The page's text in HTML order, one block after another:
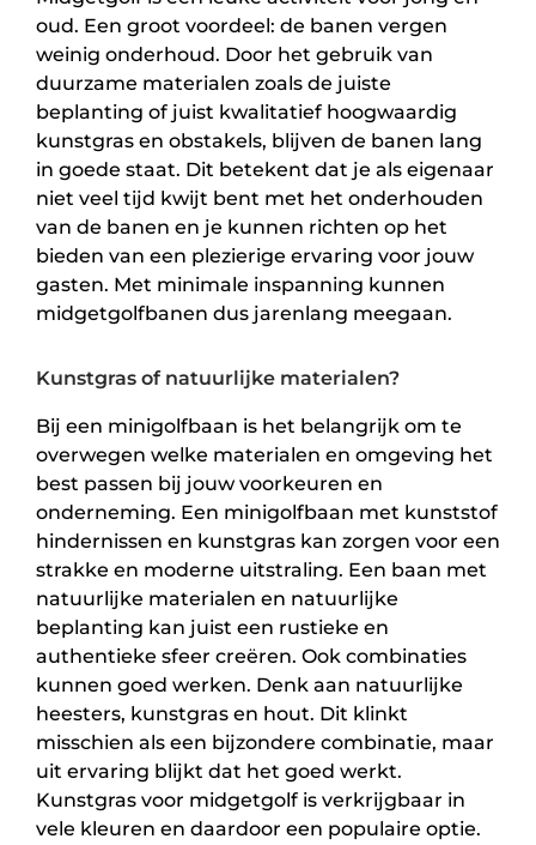
oud. Een groot voordeel: de banen vergen
weinig onderhoud. Door het gebruik van
duurzame materialen zoals de juiste
beplanting of juist kwalitatief hoogwaardig
kunstgras en obstakels, blijven de banen lang
in goede staat. Dit betekent dat je als eigenaar
niet veel tijd kwijt bent met het onderhouden
van de banen en je kunnen richten op het
bieden van een plezierige ervaring voor jouw
gasten. Met minimale inspanning kunnen
midgetgolfbanen dus jarenlang meegaan.
Kunstgras of natuurlijke materialen?
Bij een minigolfbaan is het belangrijk om te
overwegen welke materialen en omgeving het
best passen bij jouw voorkeuren en
onderneming. Een minigolfbaan met kunststof
hindernissen en kunstgras kan zorgen voor een
strakke en moderne uitstraling. Een baan met
natuurlijke materialen en natuurlijke
beplanting kan juist een rustieke en
authentieke sfeer creëren. Ook combinaties
kunnen goed werken. Denk aan natuurlijke
heesters, kunstgras en hout. Dit klinkt
misschien als een bijzondere combinatie, maar
uit ervaring blijkt dat het goed werkt.
Kunstgras voor midgetgolf is verkrijgbaar in
vele kleuren en daardoor een populaire optie.